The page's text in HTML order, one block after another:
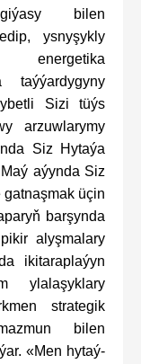
bilen
ysnyşykly
energetika
taýýardygyny
Sizi tüýs
arzuwlarymy
Siz Hytaýa
aýynda Siz
üçin
barşynda
alyşmalary
ikitaraplaýyn
ylalaşyklary
strategik
bilen
«Men hytaý-